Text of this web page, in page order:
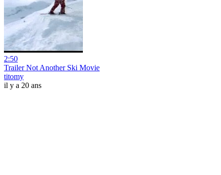
2:50
Trailer Not Another Ski Movie
titomy
il y a 20 ans